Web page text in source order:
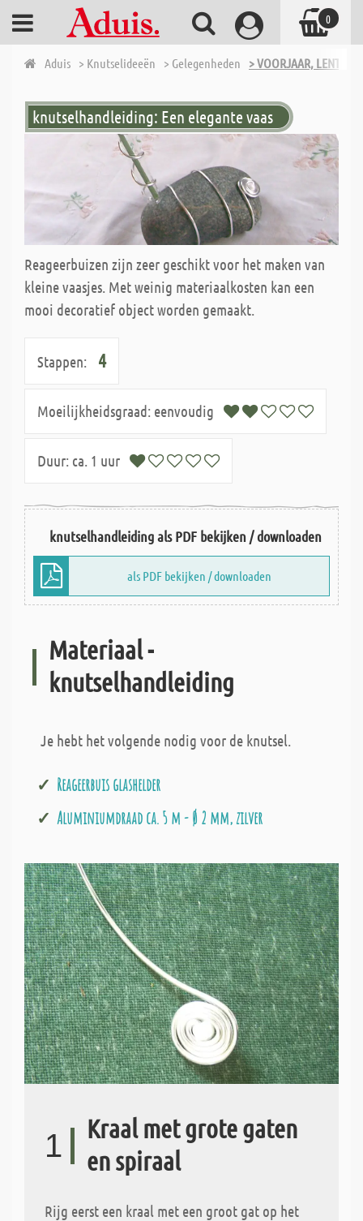
Aduis > Knutselideeën > Gelegenheden > VOORJAAR, LENTE
knutselhandleiding: Een elegante vaas
Reageerbuizen zijn zeer geschikt voor het maken van
kleine vaasjes. Met weinig materiaalkosten kan een
mooi decoratief object worden gemaakt.
Stappen: 4
Moeilijkheidsgraad: eenvoudig
Duur: ca. 1 uur
knutselhandleiding als PDF bekijken / downloaden
als PDF bekijken / downloaden
Materiaal -
knutselhandleiding
Je hebt het volgende nodig voor de knutsel.
Reageerbuis glashelder
Aluminiumdraad ca. 5 m - Ø 2 mm, zilver
1
Kraal met grote gaten
en spiraal
Rijg eerst een kraal met een groot gat op het
0